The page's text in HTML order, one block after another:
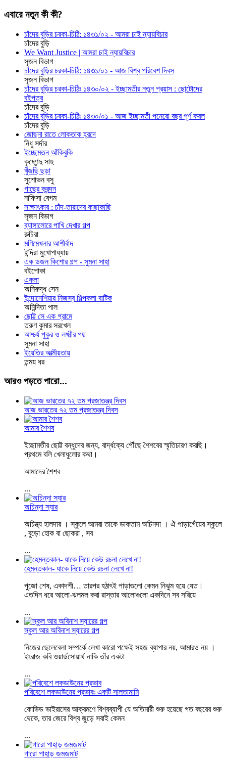
এবারে নতুন কী কী?
চাঁদের বুড়ির চরকা-চিঠি: ১৪৩১/০২ - আমরা চাই ন্যায়বিচার
চাঁদের বুড়ি
We Want Justice | আমরা চাই ন্যায়বিচার
সৃজন বিভাগ
চাঁদের বুড়ির চরকা-চিঠি: ১৪৩১/০১ - আজ বিশ্ব পরিবেশ দিবস
সৃজন বিভাগ
চাঁদের বুড়ির চরকা-চিঠিঃ ১৪৩০/০২ - ইচ্ছামতীর নতুন প্রয়াস : ছোটোদের
বইপত্র
চাঁদের বুড়ি
চাঁদের বুড়ির চরকা-চিঠিঃ ১৪৩০/০১ - আজ ইচ্ছামতী পনেরো বছর পূর্ণ করল
চাঁদের বুড়ি
জোছনা রাতে লোকতাক হ্রদে
নিধু সর্দার
ইচ্ছেমতন আঁকিবুকি
কৃষ্ণেন্দু সাহু
খুঁজছি ছড়া
সুশোভন বসু
গাছের ক্রন্দন
নাফিসা বেগম
সাক্ষাৎকার : চাঁদ-তারাদের কাছাকাছি
সৃজন বিভাগ
ব্যাঙ্গালোরে পাখি দেখার গল্প
রুচিরা
মণিমেখলার আশীর্বাদ
ইন্দিরা মুখোপাধ্যায়
এক ডজন কিশোর গল্প - সুমনা সাহা
বইপোকা
একলা
অনিরুদ্ধ সেন
ইন্দোনেশিয়ার নিজস্ব শিল্পকলা বাটিক
অনিন্দিতা পাল
ছোট্ট সে এক গ্রামে
তরুণ কুমার সরখেল
আশ্চর্য পুকুর ও লক্ষ্মীর পদ্ম
সুমনা সাহা
ইয়েতির আত্মীয়তায়
তন্ময় ধর
আরও পড়তে পারো...
আজ ভারতের ৭২ তম প্রজাতন্ত্র দিবস
আমার শৈশব
ইচ্ছামতীর ছোট্ট বন্ধুদের জন্য, বার্দ্ধক্যে পৌঁছে শৈশবের স্মৃতিচারণ করছি।
প্রথমে বলি খেলাধুলোর কথা।
আমাদের শৈশব
...
অচিন্‌দা স্যার
অচিন্ত্য হালদার । স্কুলে আমরা তাকে ডাকতাম অচিনদা । ঐ পাড়াগেঁয়ের স্কুলে
, বুড়ো হোক বা ছোকরা , সব
...
হেমন্তকাল- যাকে নিয়ে কেউ রচনা লেখে না!
পুজো শেষ, একাদশী… তারপর হঠাৎই পাড়াগুলো কেমন নিঝুম হয়ে যেত।
এতদিন ধরে আলো-ঝলমল করা রাস্তার আলোগুলো একদিনে সব সরিয়ে
...
স্কুল আর অবিনাশ স্যারের গল্প
নিজের ছেলেবেলা সম্পর্কে লেখা কারো পক্ষেই সহজ ব্যাপার নয়, আমারও নয় ।
ইংরাজ কবি ওয়ার্ডসোয়ার্থ নাকি তাঁর একটা
...
পরিবেশে লকডাউনের প্রভাবঃ একটি সালতামামি
কোভিড ভাইরাসের আক্রমণে বিশ্বব্যাপী যে অতিমারী শুরু হয়েছে গত বছরের শুরু
থেকে, তার জেরে বিশ্ব জুড়ে সবাই কেমন
...
গারো পাহাড় জমজমাট